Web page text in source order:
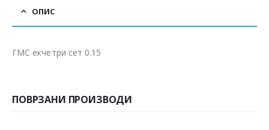
ОПИС
ГМС екчетри сет 0.15
ПОВРЗАНИ ПРОИЗВОДИ